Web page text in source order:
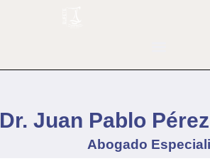
Dr. Juan Pablo
Abogado